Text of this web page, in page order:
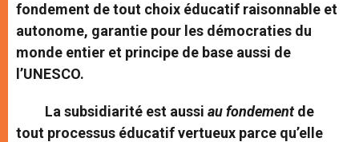
fondement de tout choix éducatif raisonnable et
autonome, garantie pour les démocraties du
monde entier et principe de base aussi de
l’UNESCO.
La subsidiarité est aussi au fondementde
tout processus éducatif vertueux parce qu’elle